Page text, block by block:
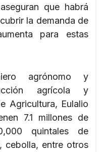
que habrá
la demanda de
para estas
agrónomo y
agrícola y
Agricultura, Eulalio
7.1 millones de
quintales de
cebolla, entre otros